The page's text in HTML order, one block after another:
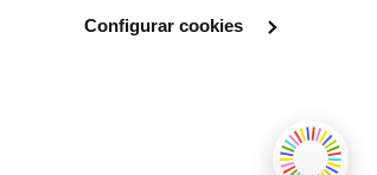
Configurar cookies